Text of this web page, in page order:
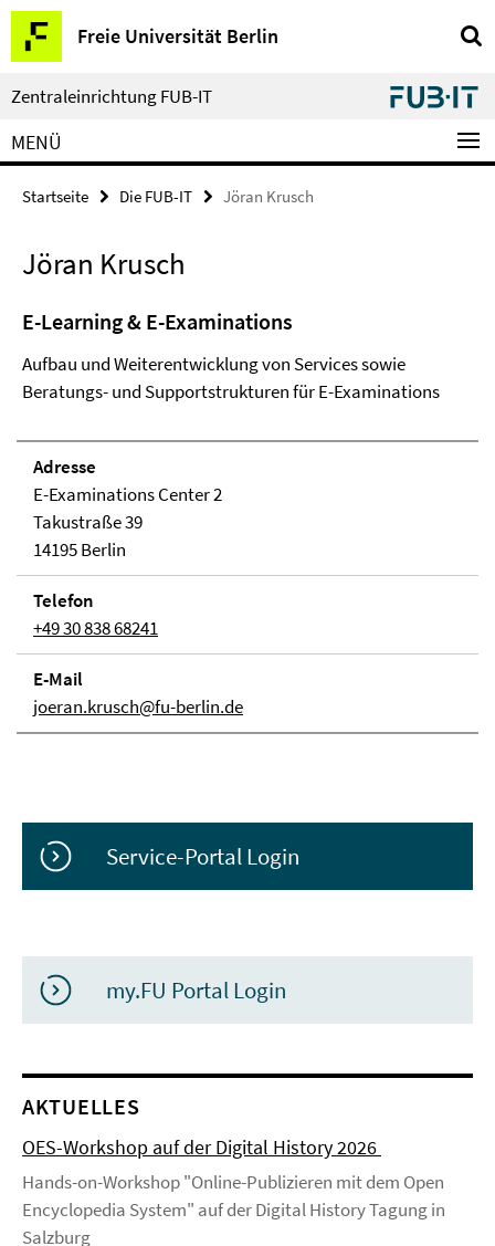
Springe
direkt
zu
Inhalt
Freie Universität Berlin
Service-
Navigation
Zentraleinrichtung FUB-IT
MENÜ
Startseite Die FUB-IT Jöran Krusch
Jöran Krusch
E-Learning & E-Examinations
Aufbau und Weiterentwicklung von Services sowie
Beratungs- und Supportstrukturen für E-Examinations
Adresse
E-Examinations Center 2
Takustraße 39
14195 Berlin
Telefon
+49 30 838 68241
E-Mail
joeran.krusch@fu-berlin.de
Service-Portal Login
my.FU Portal Login
AKTUELLES
OES-Workshop auf der Digital History 2026
Hands-on-Workshop "Online-Publizieren mit dem Open
Encyclopedia System" auf der Digital History Tagung in
Salzburg